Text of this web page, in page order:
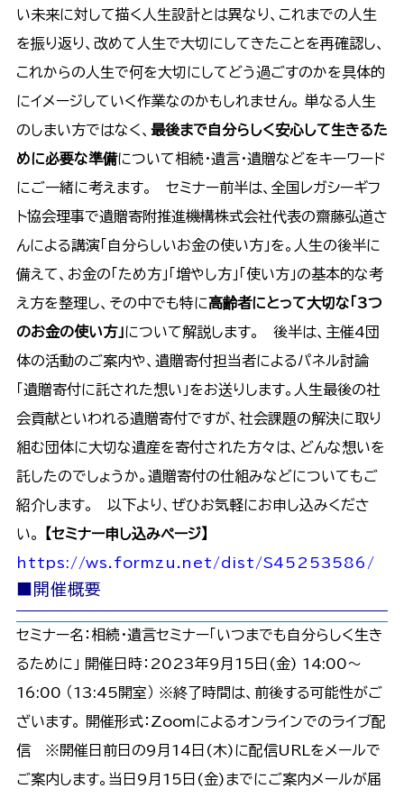
い未来に対して描く人生設計とは異なり、これまでの人生
を振り返り、改めて人生で大切にしてきたことを再確認し、
これからの人生で何を大切にしてどう過ごすのかを具体的
にイメージしていく作業なのかもしれません。 単なる人生
のしまい方ではなく、 最後まで自分らしく安心して生きるた
めに必要な準備について相続・遺言・遺贈などをキーワード
にご一緒に考えます。 セミナー前半は、全国レガシーギフ
ト協会理事で遺贈寄附推進機構株式会社代表の齋藤弘道さ
んによる講演「自分らしいお金の使い方」を。人生の後半に
備えて、お金の「ため方」「増やし方」「使い方」の基本的な考
え方を整理し、その中でも特に高齢者にとって大切な「3つ
のお金の使い方」について解説します。 後半は、主催4団
体の活動のご案内や、遺贈寄付担当者によるパネル討論
「遺贈寄付に託された想い」をお送りします。人生最後の社
会貢献といわれる遺贈寄付ですが、社会課題の解決に取り
組む団体に大切な遺産を寄付された方々は、どんな想いを
託したのでしょうか。遺贈寄付の仕組みなどについてもご
紹介します。 以下より、ぜひお気軽にお申し込みくださ
い。
【セミナー申し込みページ】
https://ws.formzu.net/dist/S45253586/
■開催概要
セミナー名：相続・遺言セミナー「いつまでも自分らしく生き
るために」 開催日時：2023年9月15日(金) 14:00～
16:00 （13:45開室） ※終了時間は、前後する可能性がご
ざいます。 開催形式：Zoomによるオンラインでのライブ配
信 ※開催日前日の9月14日(木)に配信URLをメールで
ご案内します。当日9月15日(金)までにご案内メールが届